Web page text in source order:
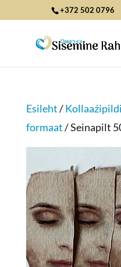
+372 502 0796
Esileht/
formaat/ Seinapilt